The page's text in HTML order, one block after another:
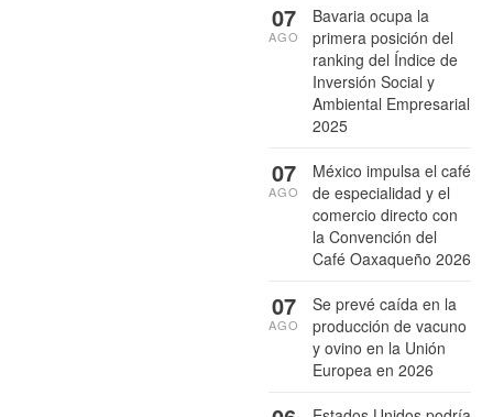
Bavaria ocupa la
primera posición del
ranking del Índice de
Inversión Social y
Ambiental Empresarial
2025
07
AGO
México impulsa el café
de especialidad y el
comercio directo con
la Convención del
Café Oaxaqueño 2026
07
AGO
Se prevé caída en la
producción de vacuno
y ovino en la Unión
Europea en 2026
07
AGO